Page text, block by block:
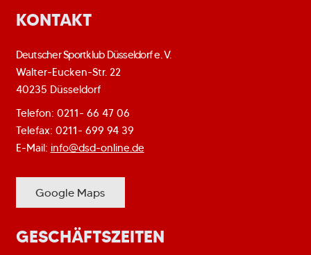
KONTAKT
Deutscher Sportklub Düsseldorf e. V.
Walter-Eucken-Str. 22
40235 Düsseldorf
Telefon: 0211- 66 47 06
Telefax: 0211- 699 94 39
E-Mail: info@dsd-online.de
Google Maps
GESCHÄFTSZEITEN